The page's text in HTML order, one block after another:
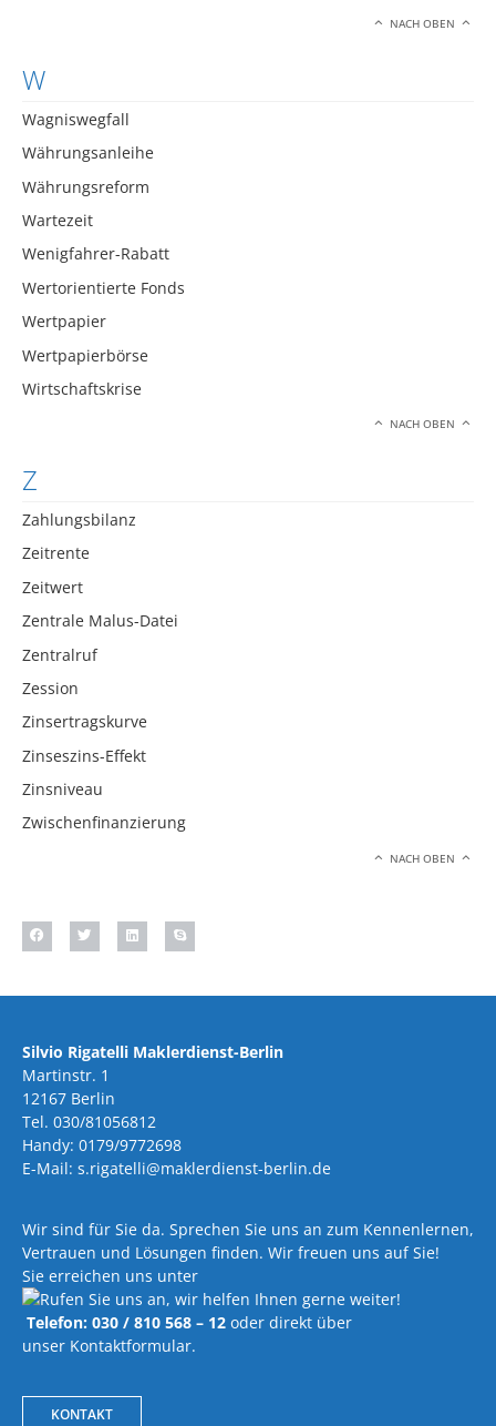
NACH OBEN
W
Wagniswegfall
Währungsanleihe
Währungsreform
Wartezeit
Wenigfahrer-Rabatt
Wertorientierte Fonds
Wertpapier
Wertpapierbörse
Wirtschaftskrise
NACH OBEN
Z
Zahlungsbilanz
Zeitrente
Zeitwert
Zentrale Malus-Datei
Zentralruf
Zession
Zinsertragskurve
Zinseszins-Effekt
Zinsniveau
Zwischenfinanzierung
NACH OBEN
Silvio Rigatelli Maklerdienst-Berlin
Martinstr. 1
12167 Berlin
Tel. 030/81056812
Handy: 0179/9772698
E-Mail: s.rigatelli@maklerdienst-berlin.de
Wir sind für Sie da. Sprechen Sie uns an zum Kennenlernen,
Vertrauen und Lösungen finden. Wir freuen uns auf Sie!
Sie erreichen uns unter
Telefon: 030 / 810 568 – 12 oder direkt über
unser Kontaktformular.
KONTAKT